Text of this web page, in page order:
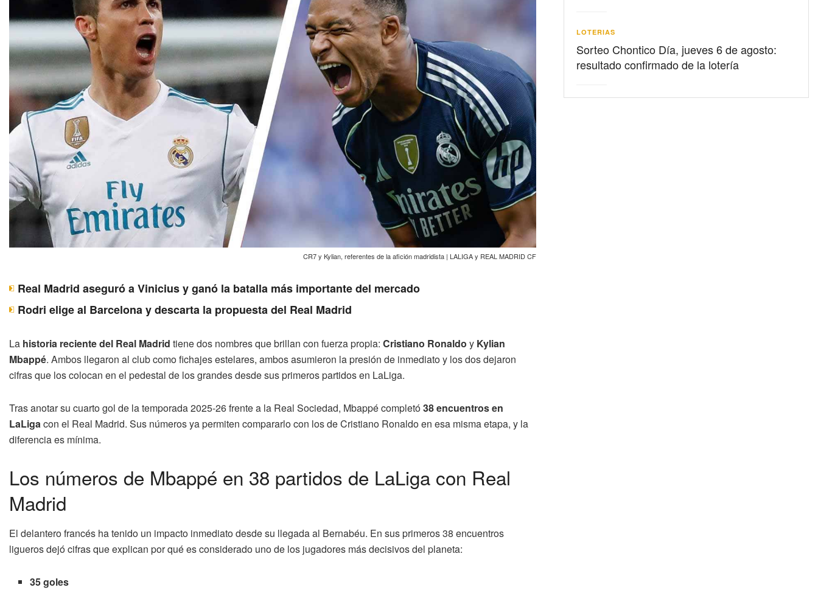
CR7 y Kylian, referentes de la afición madridista | LALIGA y REAL MADRID CF
Real Madrid aseguró a Vinicius y ganó la batalla más importante del mercado
Rodri elige al Barcelona y descarta la propuesta del Real Madrid
La historia reciente del Real Madrid tiene dos nombres que brillan con fuerza propia: Cristiano Ronaldo y Kylian
Mbappé. Ambos llegaron al club como fichajes estelares, ambos asumieron la presión de inmediato y los dos dejaron
cifras que los colocan en el pedestal de los grandes desde sus primeros partidos en LaLiga.
Tras anotar su cuarto gol de la temporada 2025-26 frente a la Real Sociedad, Mbappé completó38 encuentros en
LaLigacon el Real Madrid. Sus números ya permiten compararlo con los de Cristiano Ronaldo en esa misma etapa, y la
diferencia es mínima.
Los números de Mbappé en 38 partidos de LaLiga con Real
Madrid
El delantero francés ha tenido un impacto inmediato desde su llegada al Bernabéu. En sus primeros 38 encuentros
ligueros dejó cifras que explican por qué es considerado uno de los jugadores más decisivos del planeta:
35 goles
LOTERIAS
Sorteo Chontico Día, jueves 6 de agosto:
resultado confirmado de la lotería